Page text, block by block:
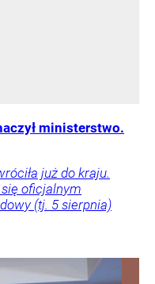
ministerstwo.
już do kraju.
oficjalnym
(tj. 5 sierpnia)